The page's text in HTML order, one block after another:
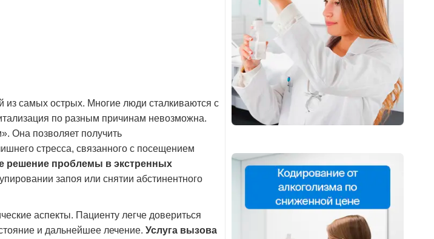
из самых острых. Многие люди сталкиваются с
по разным причинам невозможна.
Она позволяет получить
стресса, связанного с посещением
решение проблемы в экстренных
запоя или снятии абстинентного
аспекты. Пациенту легче довериться
и дальнейшее лечение. Услуга вызова